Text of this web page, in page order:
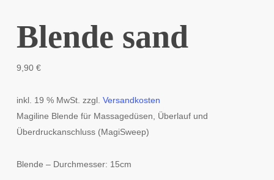
Blende sand
9,90 €
inkl. 19 % MwSt. zzgl. Versandkosten
Magiline Blende für Massagedüsen, Überlauf und
Überdruckanschluss (MagiSweep)
Blende – Durchmesser: 15cm